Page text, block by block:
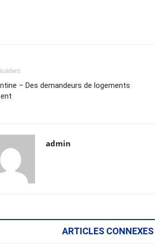
– Des demandeurs de logements
admin
ARTICLES CONNEXES